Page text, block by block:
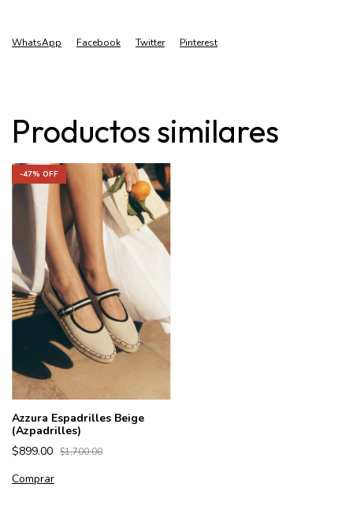
WhatsApp Facebook Twitter Pinterest
Productos similares
-47% OFF
Azzura Espadrilles Beige
(Azpadrilles)
$899.00 $1,700.00
Comprar